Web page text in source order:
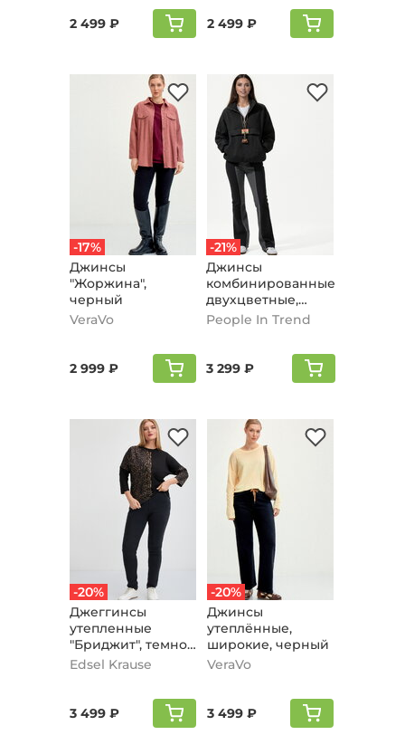
2 499 ₽ 2 499 ₽
-17%
Джинсы
"Жоржина",
черный
VeraVo
2 999 ₽
-21%
Джинсы
комбинированные
двухцветные,
черный
People In Trend
3 299 ₽
-20%
Джеггинсы
утепленные
"Бриджит", темно-
серый
Edsel Krause
3 499 ₽
-20%
Джинсы
утеплённые,
широкие, черный
VeraVo
3 499 ₽